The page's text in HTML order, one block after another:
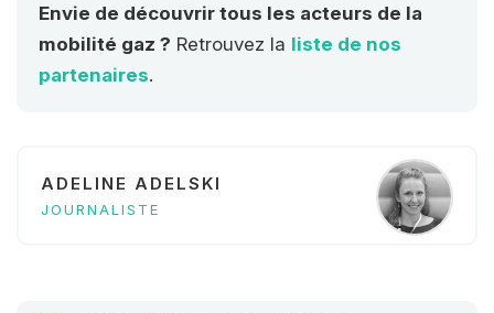
Envie de découvrir tous les acteurs de la
mobilité gaz ? Retrouvez la liste de nos
partenaires.
ADELINE ADELSKI
JOURNALISTE